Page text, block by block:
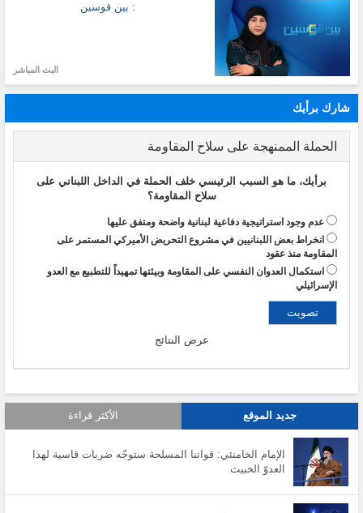
: بين قوسين
البث المباشر
شارك برأيك
الحملة الممنهجة على سلاح المقاومة
برأيك، ما هو السبب الرئيسي خلف الحملة في الداخل اللبناني على
سلاح المقاومة؟
عدم وجود استراتيجية دفاعية لبنانية واضحة ومتفق عليها
انخراط بعض اللبنانيين في مشروع التحريض الأميركي المستمر على
المقاومة منذ عقود
استكمال العدوان النفسي على المقاومة وبيئتها تمهيداً للتطبيع مع العدو
الإسرائيلي
عرض النتائج
جديد الموقع الأكثر قراءة
الإمام الخامنئي: قواتنا المسلحة ستوجّه ضربات قاسية لهذا
العدوّ الخبيث